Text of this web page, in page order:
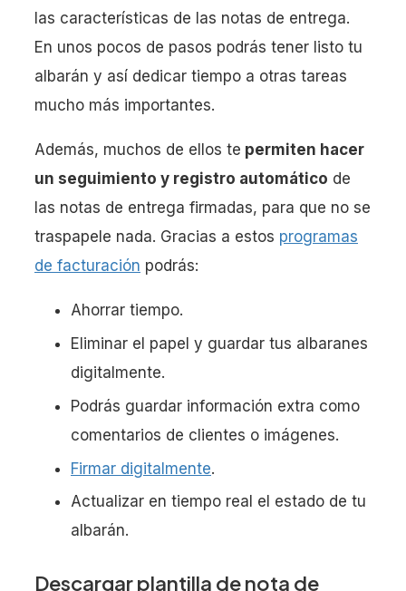
las características de las notas de entrega.
En unos pocos de pasos podrás tener listo tu
albarán y así dedicar tiempo a otras tareas
mucho más importantes.
Además, muchos de ellos te permiten hacer
un seguimiento y registro automático de
las notas de entrega firmadas, para que no se
traspapele nada. Gracias a estos programas
de facturación podrás:
Ahorrar tiempo.
Eliminar el papel y guardar tus albaranes
digitalmente.
Podrás guardar información extra como
comentarios de clientes o imágenes.
Firmar digitalmente.
Actualizar en tiempo real el estado de tu
albarán.
Descargar plantilla de nota de